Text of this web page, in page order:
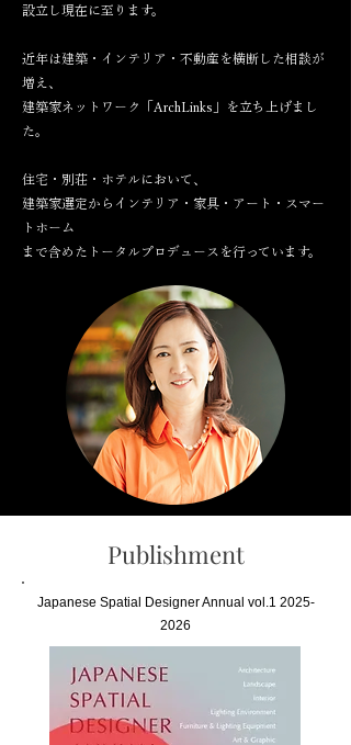
設立し現在に至ります。
近年は建築・インテリア・不動産を横断した相談が
増え、
建築家ネットワーク「ArchLinks」を立ち上げまし
た。
住宅・別荘・ホテルにおいて、
建築家選定からインテリア・家具・アート・スマー
トホーム
​まで含めたトータルプロデュースを行っています。
Publishment
Japanese Spatial Designer Annual vol.1 2025-
2026